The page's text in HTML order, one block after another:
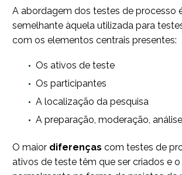
A abordagem dos testes de processo
semelhante àquela utilizada para
com os elementos centrais presentes:
Os ativos de teste
Os participantes
A localização da pesquisa
A preparação, moderação,
O maior diferenças com testes de
ativos de teste têm que ser criados e